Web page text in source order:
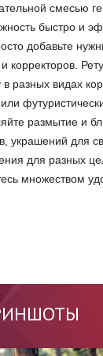
смесью
быстро и
добавьте
корректоров.
видах
размытие и
украшений для
для разных
множеством